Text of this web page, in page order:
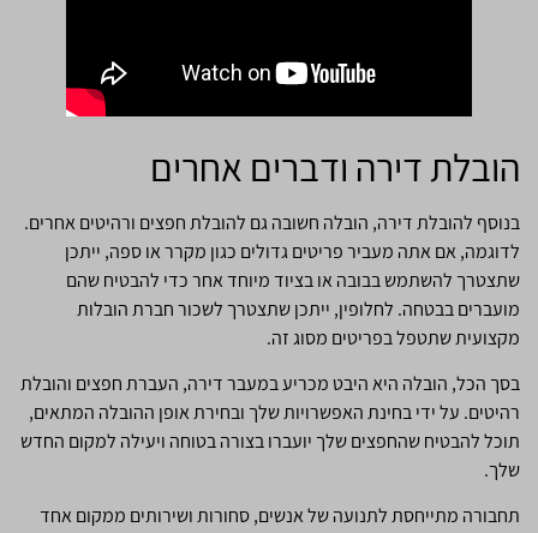
הובלת דירה ודברים אחרים
בנוסף להובלת דירה, הובלה חשובה גם להובלת חפצים ורהיטים אחרים.
לדוגמה, אם אתה מעביר פריטים גדולים כגון מקרר או ספה, ייתכן
שתצטרך להשתמש בבובה או בציוד מיוחד אחר כדי להבטיח שהם
מועברים בבטחה. לחלופין, ייתכן שתצטרך לשכור חברת הובלות
מקצועית שתטפל בפריטים מסוג זה.
בסך הכל, הובלה היא היבט מכריע במעבר דירה, העברת חפצים והובלת
רהיטים. על ידי בחינת האפשרויות שלך ובחירת אופן ההובלה המתאים,
תוכל להבטיח שהחפצים שלך יועברו בצורה בטוחה ויעילה למקום החדש
שלך.
תחבורה מתייחסת לתנועה של אנשים, סחורות ושירותים ממקום אחד